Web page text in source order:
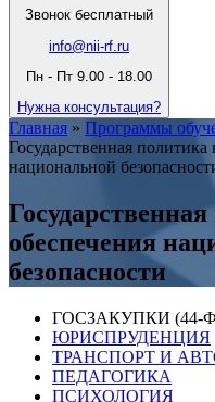
Звонок бесплатный
info@nii-rf.ru
Пн - Пт 9.00 - 18.00
Нужна консультация?
Главная » Программы
Государственная политика
национальной
обеспечения
безопасности
ГОСЗАКУПКИ (44-
ЮРИСПРУДЕНЦИЯ
ТРАНСПОРТ И
ПЕДАГОГИКА
ПСИХОЛОГИЯ